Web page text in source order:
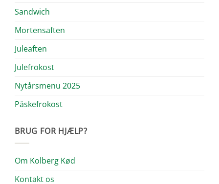
Sandwich
Mortensaften
Juleaften
Julefrokost
Nytårsmenu 2025
Påskefrokost
BRUG FOR HJÆLP?
Om Kolberg Kød
Kontakt os